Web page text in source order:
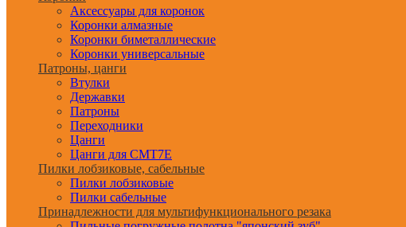
Аксессуары для коронок
Коронки алмазные
Коронки биметаллические
Коронки универсальные
Патроны, цанги
Втулки
Державки
Патроны
Переходники
Цанги
Цанги для CMT7E
Пилки лобзиковые, сабельные
Пилки лобзиковые
Пилки сабельные
Принадлежности для мультифункционального резака